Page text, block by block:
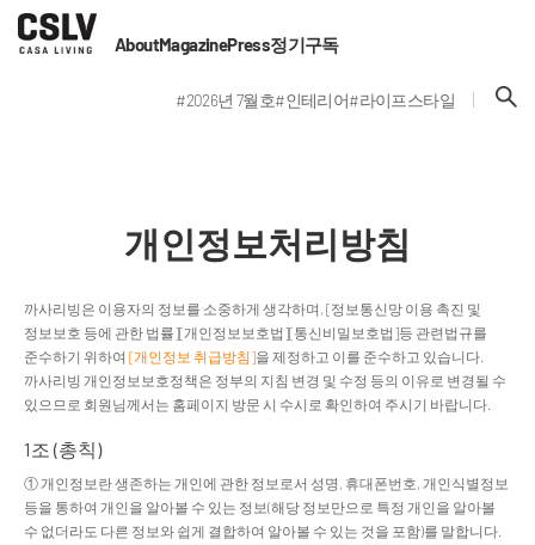
AboutMagazinePress정기구독
#2026년 7월호#인테리어#라이프스타일
개인정보처리방침
까사리빙은 이용자의 정보를 소중하게 생각하며, [정보통신망 이용 촉진 및
정보보호 등에 관한 법률][개인정보보호법][통신비밀보호법]등 관련법규를
준수하기 위하여 [개인정보 취급방침]을 제정하고 이를 준수하고 있습니다.
까사리빙 개인정보보호정책은 정부의 지침 변경 및 수정 등의 이유로 변경될 수
있으므로 회원님께서는 홈페이지 방문 시 수시로 확인하여 주시기 바랍니다.
1조 (총칙)
① 개인정보란 생존하는 개인에 관한 정보로서 성명, 휴대폰번호, 개인식별정보
등을 통하여 개인을 알아볼 수 있는 정보(해당 정보만으로 특정 개인을 알아볼
수 없더라도 다른 정보와 쉽게 결합하여 알아볼 수 있는 것을 포함)를 말합니다.